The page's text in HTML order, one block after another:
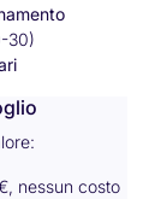
30)
nessun costo